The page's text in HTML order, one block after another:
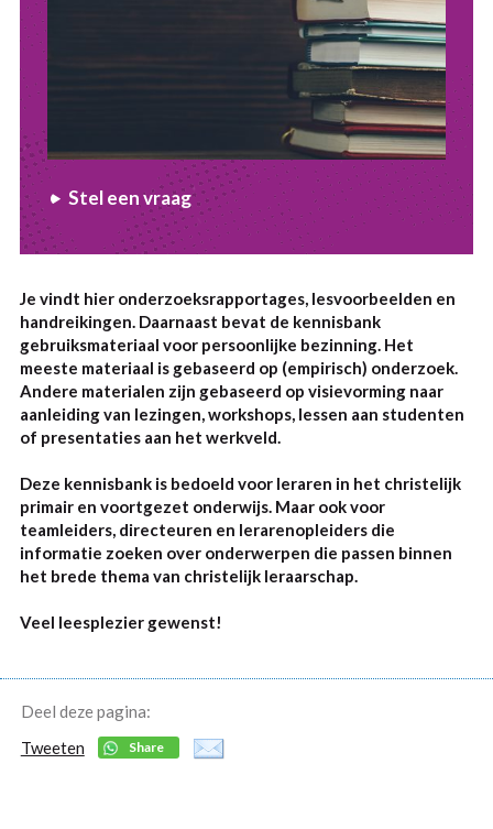
Stel een vraag
Je vindt hier onderzoeksrapportages, lesvoorbeelden en
handreikingen. Daarnaast bevat de kennisbank
gebruiksmateriaal voor persoonlijke bezinning. Het
meeste materiaal is gebaseerd op (empirisch) onderzoek.
Andere materialen zijn gebaseerd op visievorming naar
aanleiding van lezingen, workshops, lessen aan studenten
of presentaties aan het werkveld.
Deze kennisbank is bedoeld voor leraren in het christelijk
primair en voortgezet onderwijs. Maar ook voor
teamleiders, directeuren en lerarenopleiders die
informatie zoeken over onderwerpen die passen binnen
het brede thema van christelijk leraarschap.
Veel leesplezier gewenst!
Deel deze pagina:
Tweeten
Share